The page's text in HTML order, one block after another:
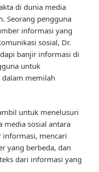
di dunia media
Seorang pengguna
informasi yang
sosial, Dr.
banjir informasi di
untuk
memilah
untuk menelusuri
media sosial antara
informasi, mencari
yang berbeda, dan
dari informasi yang